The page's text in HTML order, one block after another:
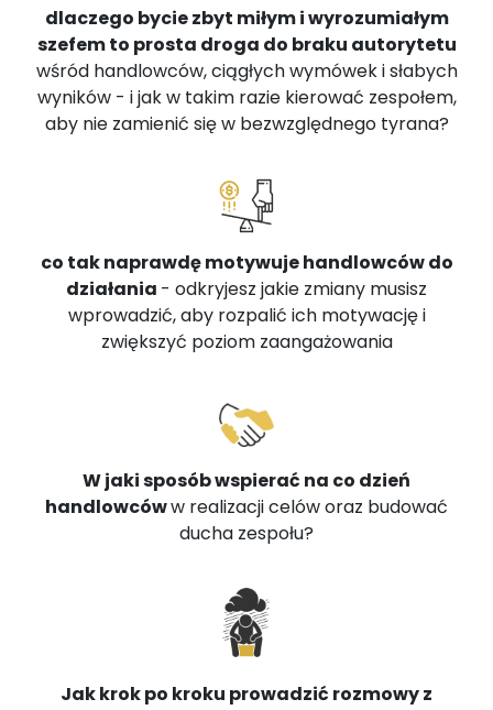
dlaczego bycie zbyt miłym i wyrozumiałym
szefem to prosta droga do braku autorytetu
wśród handlowców, ciągłych wymówek i słabych
wyników - i jak w takim razie kierować zespołem,
aby nie zamienić się w bezwzględnego tyrana?
co tak naprawdę motywuje handlowców do
działania - odkryjesz jakie zmiany musisz
wprowadzić, aby rozpalić ich motywację i
zwiększyć poziom zaangażowania
W jaki sposób wspierać na co dzień
handlowcóww realizacji celów oraz budować
ducha zespołu?
Jak krok po kroku prowadzić rozmowy z